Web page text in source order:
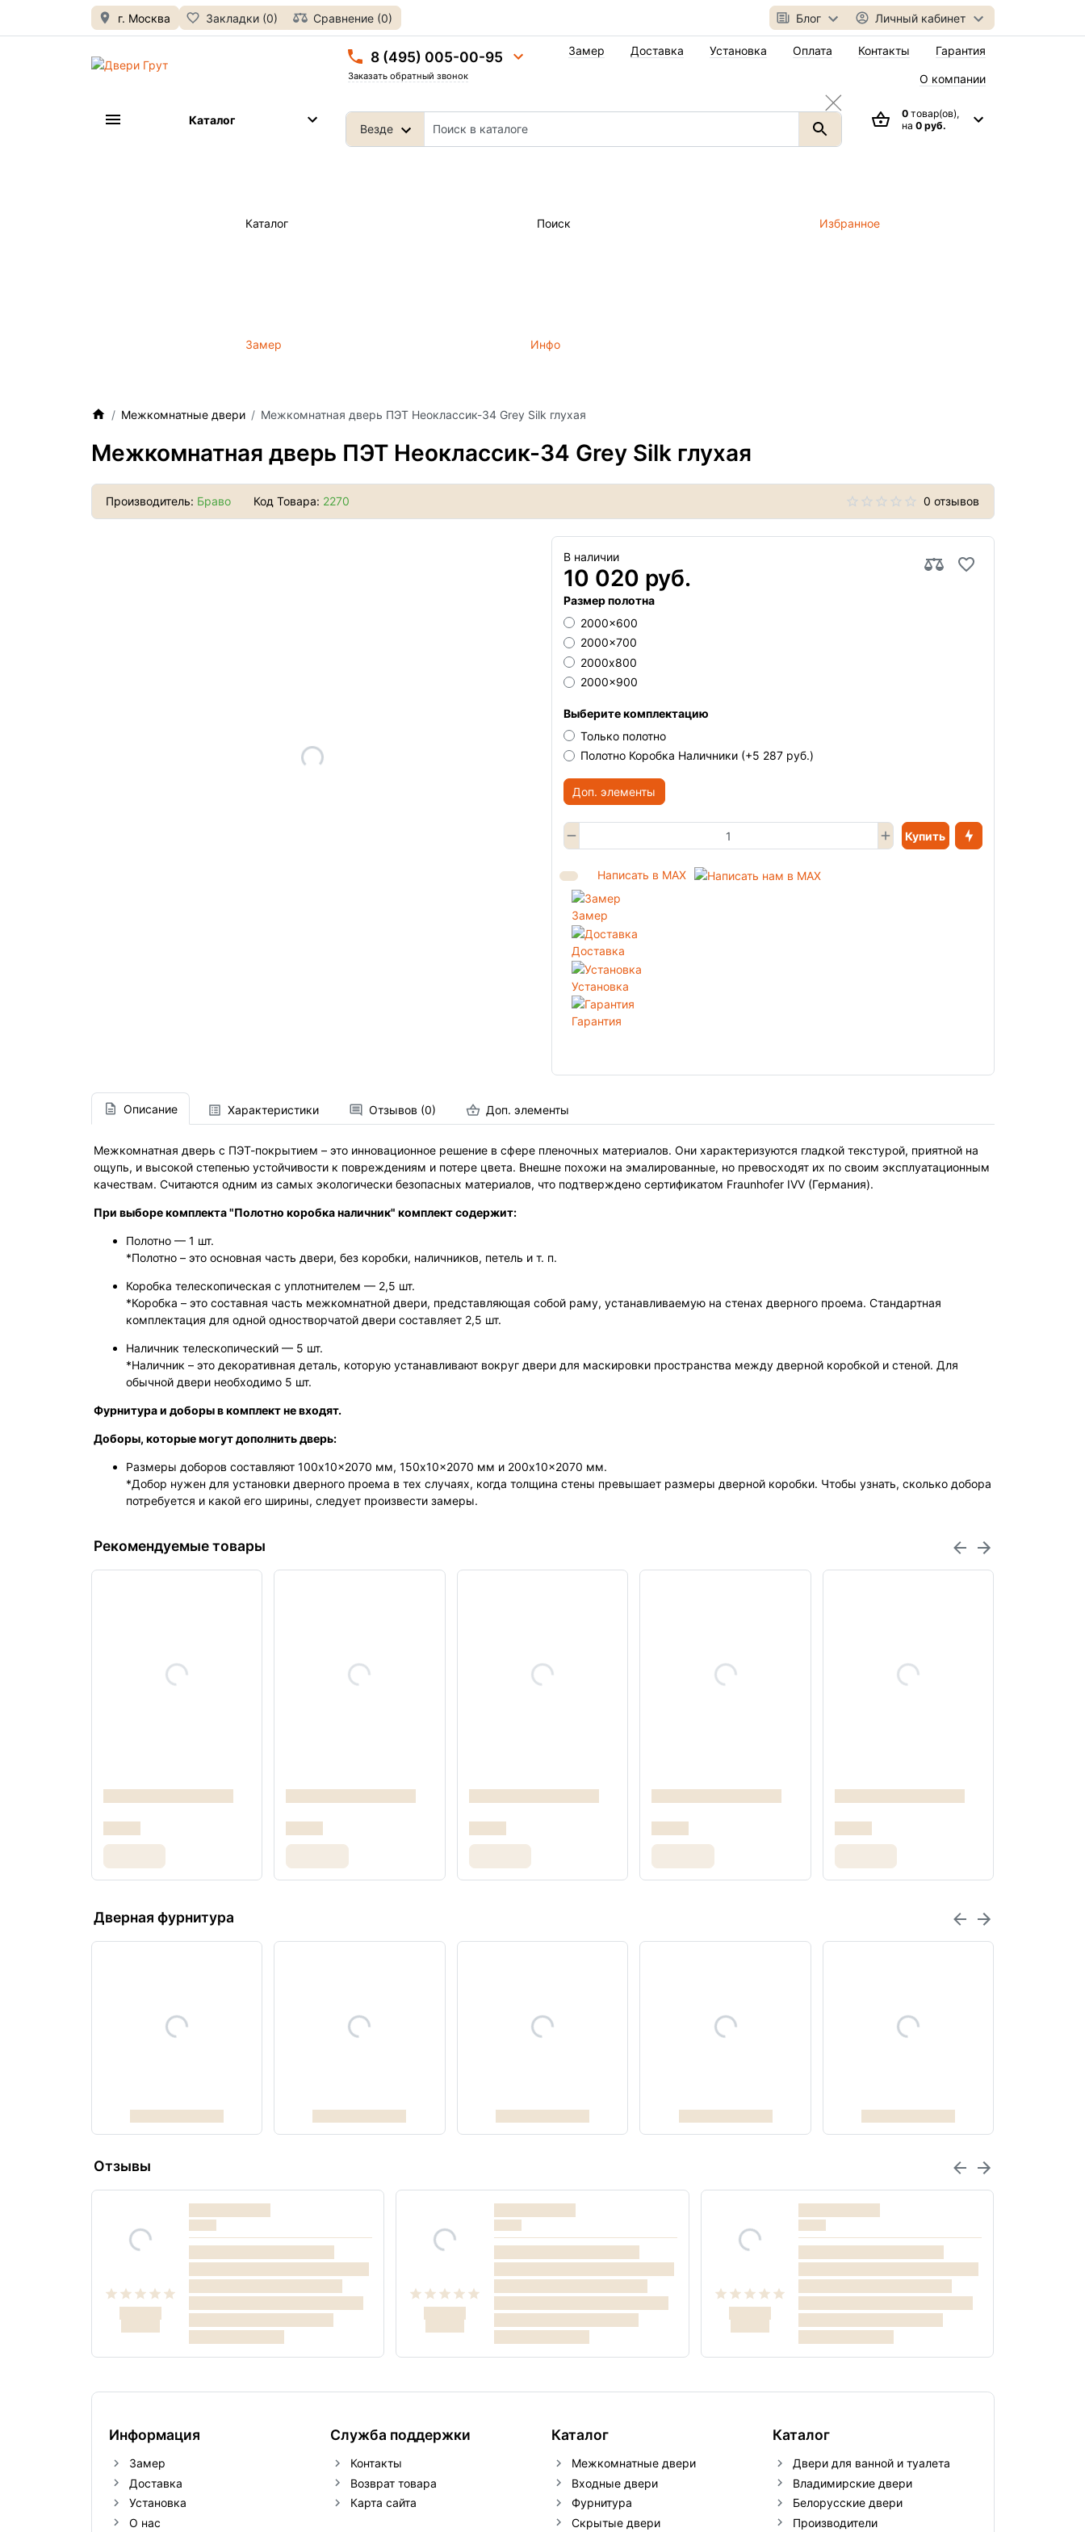
г. Москва Закладки (0) Сравнение (0) Блог Личный кабинет
8 (495) 005-00-95
Заказать обратный звонок
Везде
Замер Доставка Установка Оплата Контакты Гарантия
О компании
0товар(ов),
на 0 руб.
Каталог
Каталог Поиск Избранное
Замер Инфо
Межкомнатные двери Межкомнатная дверь ПЭТ Неоклассик-34 Grey Silk глухая
Межкомнатная дверь ПЭТ Неоклассик-34 Grey Silk глухая
Производитель: Браво Код Товара: 2270 0 отзывов
В наличии
10 020 руб.
Размер полотна
2000x600
2000x700
2000х800
2000x900
Выберите комплектацию
Только полотно
Полотно Коробка Наличники (+5 287 руб.)
Доп. элементы
Купить
Написать в MAX
Замер
Доставка
Установка
Гарантия
Описание Характеристики Отзывов (0) Доп. элементы
Межкомнатная дверь с ПЭТ-покрытием – это инновационное решение в сфере пленочных материалов. Они характеризуются гладкой текстурой, приятной на
ощупь, и высокой степенью устойчивости к повреждениям и потере цвета. Внешне похожи на эмалированные, но превосходят их по своим эксплуатационным
качествам. Считаются одним из самых экологически безопасных материалов, что подтверждено сертификатом Fraunhofer IVV (Германия).
При выборе комплекта "Полотно коробка наличник" комплект содержит:
Полотно — 1 шт.
*Полотно – это основная часть двери, без коробки, наличников, петель и т. п.
Коробка телескопическая с уплотнителем — 2,5 шт.
*Коробка – это составная часть межкомнатной двери, представляющая собой раму, устанавливаемую на стенах дверного проема. Стандартная
комплектация для одной одностворчатой двери составляет 2,5 шт.
Наличник телескопический — 5 шт.
*Наличник – это декоративная деталь, которую устанавливают вокруг двери для маскировки пространства между дверной коробкой и стеной. Для
обычной двери необходимо 5 шт.
Фурнитура и доборы в комплект не входят.
Доборы, которые могут дополнить дверь:
Размеры доборов составляют 100x10x2070 мм, 150x10x2070 мм и 200x10x2070 мм.
*Добор нужен для установки дверного проема в тех случаях, когда толщина стены превышает размеры дверной коробки. Чтобы узнать, сколько добора
потребуется и какой его ширины, следует произвести замеры.
Рекомендуемые товары
Дверная фурнитура
Отзывы
Информация
Замер
Доставка
Установка
О нас
Служба поддержки
Контакты
Возврат товара
Карта сайта
Каталог
Межкомнатные двери
Входные двери
Фурнитура
Скрытые двери
Каталог
Двери для ванной и туалета
Владимирские двери
Белорусские двери
Производители